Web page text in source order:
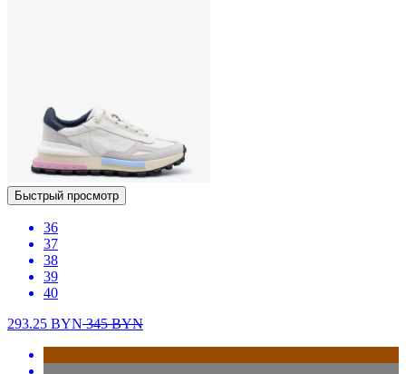
Быстрый просмотр
36
37
38
39
40
293.25 BYN345BYN